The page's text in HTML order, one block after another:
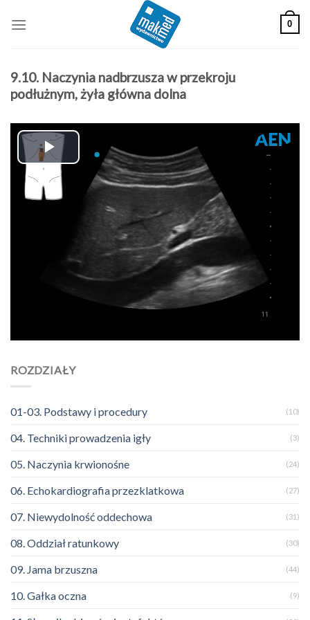
0
9.10. Naczynia nadbrzusza w przekroju
podłużnym, żyła główna dolna
Play
Video
ROZDZIAŁY
01-03. Podstawy i procedury (10)
04. Techniki prowadzenia igły (3)
05. Naczynia krwionośne (24)
06. Echokardiografia przezklatkowa (27)
07. Niewydolność oddechowa (31)
08. Oddział ratunkowy (30)
09. Jama brzuszna (44)
10. Gałka oczna (9)